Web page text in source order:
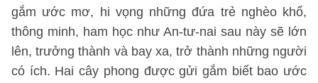
gắm ước mơ, hi vọng những đứa trẻ nghèo khổ,
thông minh, ham học như An-tư-nai sau này sẽ lớn
lên, trưởng thành và bay xa, trở thành những người
có ích. Hai cây phong được gửi gắm biết bao ước